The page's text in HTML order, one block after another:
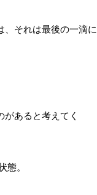
、それは最後の一滴に
あると考えてく
。